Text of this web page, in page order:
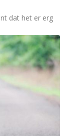
dat het er erg